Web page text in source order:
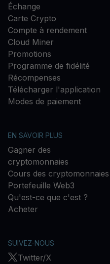
Échange
Carte Crypto
Compte à rendement
Cloud Miner
Promotions
Programme de fidélité
Récompenses
Télécharger l'application
Modes de paiement
EN SAVOIR PLUS
Gagner des
cryptomonnaies
Cours des cryptomonnaies
Portefeuille Web3
Qu'est-ce que c'est ?
Acheter
SUIVEZ-NOUS
Twitter/X